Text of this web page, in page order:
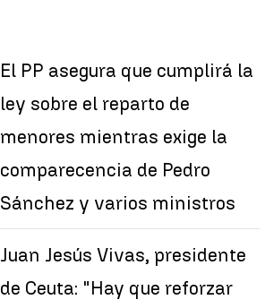
El PP asegura que cumplirá la
ley sobre el reparto de
menores mientras exige la
comparecencia de Pedro
Sánchez y varios ministros
Juan Jesús Vivas, presidente
de Ceuta: "Hay que reforzar